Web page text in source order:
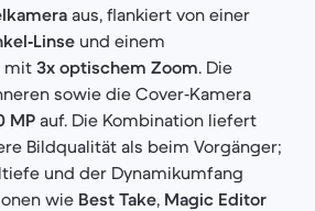
aus, flankiert von einer
und einem
mit 3x optischem Zoom. Die
sowie die Cover‑Kamera
MPauf. Die Kombination liefert
Bildqualität als beim Vorgänger;
und der Dynamikumfang
wie Best Take, Magic Editor